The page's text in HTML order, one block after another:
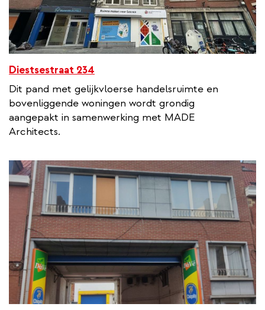
Diestsestraat 234
Dit pand met gelijkvloerse handelsruimte en
bovenliggende woningen wordt grondig
aangepakt in samenwerking met MADE
Architects.